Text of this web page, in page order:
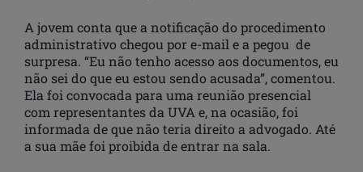
A jovem conta que a notificação do procedimento
administrativo chegou por e-mail e a pegou de
surpresa. “Eu não tenho acesso aos documentos, eu
não sei do que eu estou sendo acusada”, comentou.
Ela foi convocada para uma reunião presencial
com representantes da UVA e, na ocasião, foi
informada de que não teria direito a advogado. Até
a sua mãe foi proibida de entrar na sala.